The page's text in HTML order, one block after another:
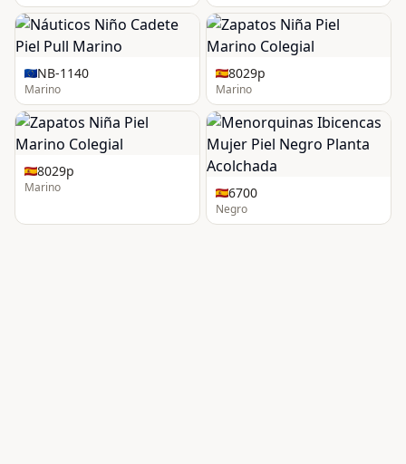
NB-1140
Marino
8029p
Marino
8029p
Marino 6700
Negro